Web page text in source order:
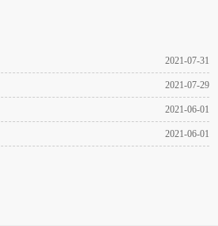
2021-07-31
2021-07-29
2021-06-01
2021-06-01